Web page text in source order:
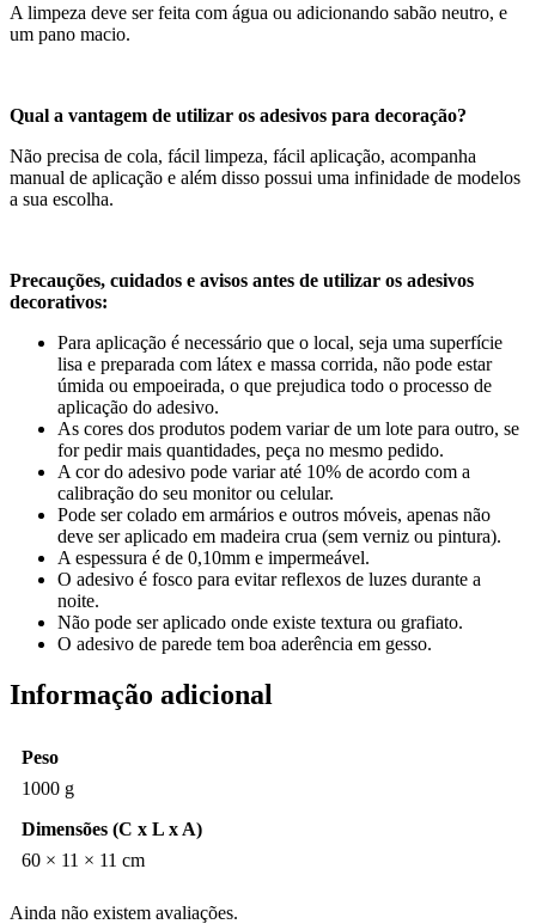
A limpeza deve ser feita com água ou adicionando sabão neutro, e
um pano macio.
Qual a vantagem de utilizar os adesivos para decoração?
Não precisa de cola, fácil limpeza, fácil aplicação, acompanha
manual de aplicação e além disso possui uma infinidade de modelos
a sua escolha.
Precauções, cuidados e avisos antes de utilizar os adesivos
decorativos:
Para aplicação é necessário que o local, seja uma superfície
lisa e preparada com látex e massa corrida, não pode estar
úmida ou empoeirada, o que prejudica todo o processo de
aplicação do adesivo.
As cores dos produtos podem variar de um lote para outro, se
for pedir mais quantidades, peça no mesmo pedido.
A cor do adesivo pode variar até 10% de acordo com a
calibração do seu monitor ou celular.
Pode ser colado em armários e outros móveis, apenas não
deve ser aplicado em madeira crua (sem verniz ou pintura).
A espessura é de 0,10mm e impermeável.
O adesivo é fosco para evitar reflexos de luzes durante a
noite.
Não pode ser aplicado onde existe textura ou grafiato.
O adesivo de parede tem boa aderência em gesso.
Informação adicional
Peso
1000 g
Dimensões (C x L x A)
60 × 11 × 11 cm
Ainda não existem avaliações.